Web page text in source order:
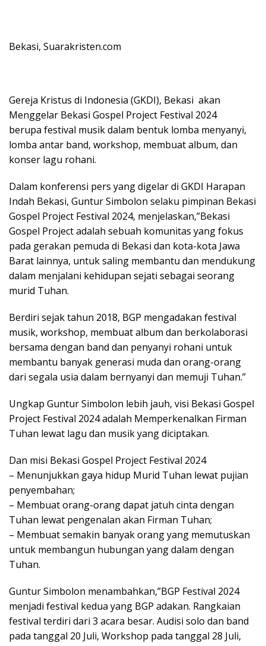
Bekasi, Suarakristen.com
Gereja Kristus di Indonesia (GKDI), Bekasi akan
Menggelar Bekasi Gospel Project Festival 2024
berupa festival musik dalam bentuk lomba menyanyi,
lomba antar band, workshop, membuat album, dan
konser lagu rohani.
Dalam konferensi pers yang digelar di GKDI Harapan
Indah Bekasi, Guntur Simbolon selaku pimpinan Bekasi
Gospel Project Festival 2024, menjelaskan,”Bekasi
Gospel Project adalah sebuah komunitas yang fokus
pada gerakan pemuda di Bekasi dan kota-kota Jawa
Barat lainnya, untuk saling membantu dan mendukung
dalam menjalani kehidupan sejati sebagai seorang
murid Tuhan.
Berdiri sejak tahun 2018, BGP mengadakan festival
musik, workshop, membuat album dan berkolaborasi
bersama dengan band dan penyanyi rohani untuk
membantu banyak generasi muda dan orang-orang
dari segala usia dalam bernyanyi dan memuji Tuhan.”
Ungkap Guntur Simbolon lebih jauh, visi Bekasi Gospel
Project Festival 2024 adalah Memperkenalkan Firman
Tuhan lewat lagu dan musik yang diciptakan.
Dan misi Bekasi Gospel Project Festival 2024
– Menunjukkan gaya hidup Murid Tuhan lewat pujian
penyembahan;
– Membuat orang-orang dapat jatuh cinta dengan
Tuhan lewat pengenalan akan Firman Tuhan;
– Membuat semakin banyak orang yang memutuskan
untuk membangun hubungan yang dalam dengan
Tuhan.
Guntur Simbolon menambahkan,”BGP Festival 2024
menjadi festival kedua yang BGP adakan. Rangkaian
festival terdiri dari 3 acara besar. Audisi solo dan band
pada tanggal 20 Juli, Workshop pada tanggal 28 Juli,